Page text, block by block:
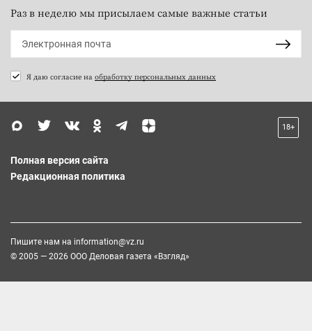
Раз в неделю мы присылаем самые важные статьи
Я даю согласие на обработку персональных данных
18+
Полная версия сайта
Редакционная политика
Пишите нам на information@vz.ru
© 2005 — 2026 ООО Деловая газета «Взгляд»